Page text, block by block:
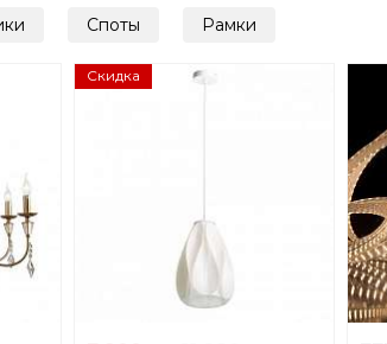
Споты Рамки
Скидка